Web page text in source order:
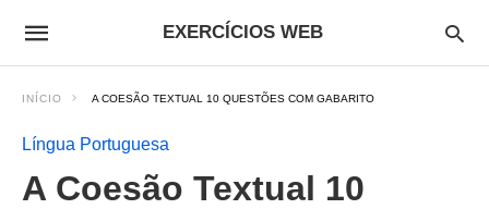
EXERCÍCIOS WEB
INÍCIO A COESÃO TEXTUAL 10 QUESTÕES COM GABARITO
Língua Portuguesa
A Coesão Textual 10